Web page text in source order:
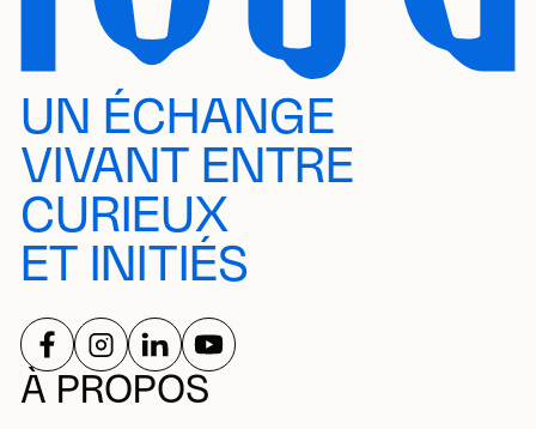
UN ÉCHANGE
VIVANT ENTRE
CURIEUX
ET INITIÉS
À PROPOS
RÉSEAUX SOCIAUX
SUIVEZ-NOUS SUR
SUIVEZ-NOUS SUR
SUIVEZ-NOUS SUR
SUIVEZ-NOUS SUR